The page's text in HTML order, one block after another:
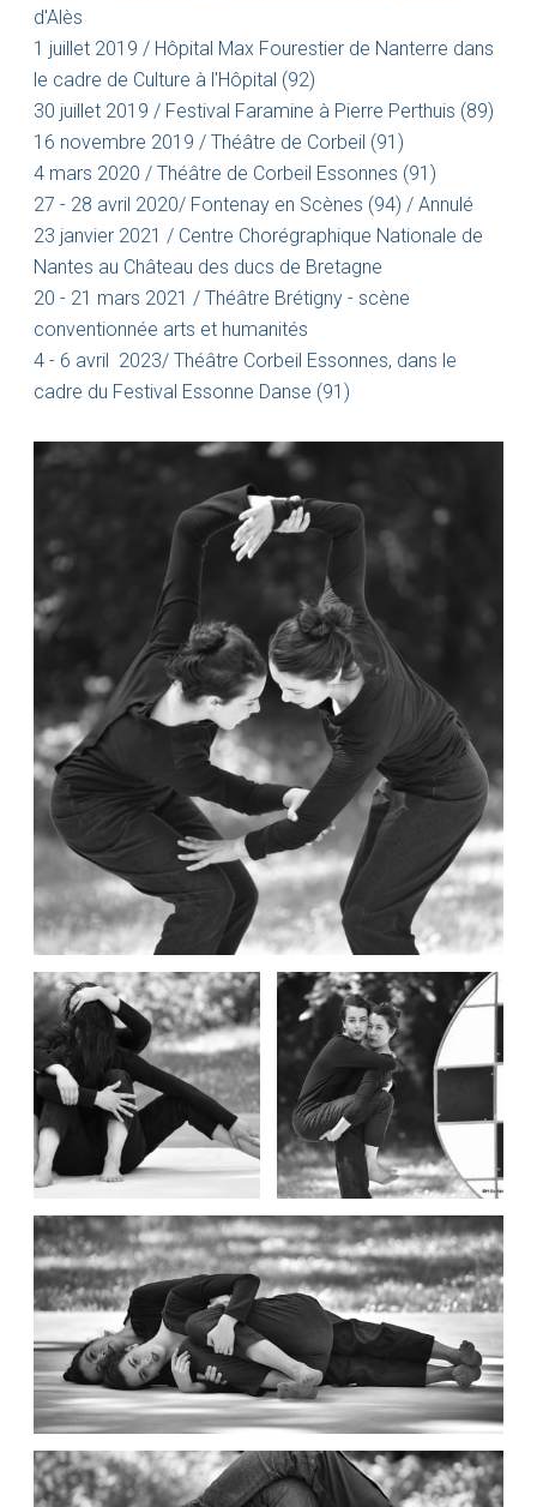
d'Alès
1 juillet 2019 / Hôpital Max Fourestier de Nanterre dans
le cadre de Culture à l'Hôpital (92)
30 juillet 2019 / Festival Faramine à Pierre Perthuis (89)
16 novembre 2019 / Théâtre de Corbeil (91)
4 mars 2020 / Théâtre de Corbeil Essonnes (91)
27 - 28 avril 2020/ Fontenay en Scènes (94) / Annulé
23 janvier 2021 / Centre Chorégraphique Nationale de
Nantes au Château des ducs de Bretagne
20 - 21 mars 2021 / Théâtre Brétigny - scène
conventionnée arts et humanités
4 - 6 avril 2023/ Théâtre Corbeil Essonnes, dans le
cadre du Festival Essonne Danse (91)